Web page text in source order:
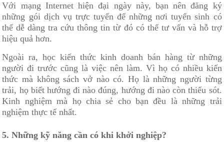
Với mạng Internet hiện đại ngày này, bạn nên đăng ký
những gói dịch vụ trực tuyến để những nơi tuyển sinh có
thể dễ dàng tra cứu thông tin từ đó có thể tư vấn và hỗ trợ
hiệu quả hơn.
Ngoài ra, học kiến thức kinh doanh bán hàng từ những
người đi trước cũng là việc nên làm. Vì họ có nhiều kiến
thức mà không sách vở nào có. Họ là những người từng
trải, họ biết hướng đi nào đúng, hướng đi nào còn thiếu sót.
Kinh nghiệm mà họ chia sẻ cho bạn đều là những trải
nghiệm thực tế nhất.
5. Những kỹ năng cần có khi khởi nghiệp?